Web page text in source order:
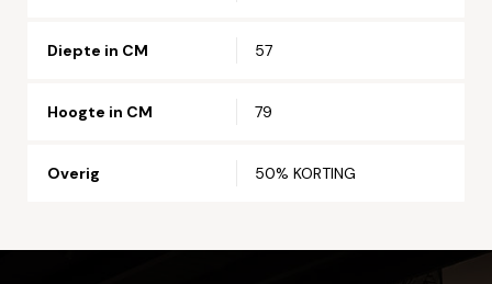
Postcode*
Woonplaats*
Diepte in CM 57
Hoogte in CM 79
Overig 50% KORTING